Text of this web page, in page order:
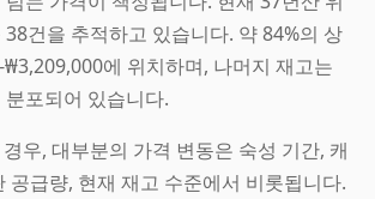
건을 추적하고 있습니다. 약 84%의 상
에 위치하며, 나머지 재고는
포되어 있습니다.
우, 대부분의 가격 변동은 숙성 기간, 캐
공급량, 현재 재고 수준에서 비롯됩니다.